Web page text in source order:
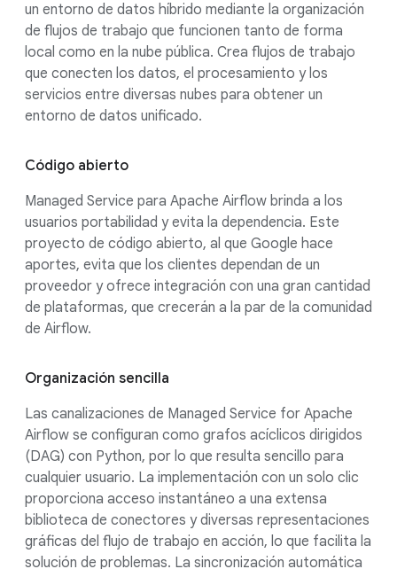
un entorno de datos híbrido mediante la organización
de flujos de trabajo que funcionen tanto de forma
local como en la nube pública. Crea flujos de trabajo
que conecten los datos, el procesamiento y los
servicios entre diversas nubes para obtener un
entorno de datos unificado.
Código abierto
Managed Service para Apache Airflow brinda a los
usuarios portabilidad y evita la dependencia. Este
proyecto de código abierto, al que Google hace
aportes, evita que los clientes dependan de un
proveedor y ofrece integración con una gran cantidad
de plataformas, que crecerán a la par de la comunidad
de Airflow.
Organización sencilla
Las canalizaciones de Managed Service for Apache
Airflow se configuran como grafos acíclicos dirigidos
(DAG) con Python, por lo que resulta sencillo para
cualquier usuario. La implementación con un solo clic
proporciona acceso instantáneo a una extensa
biblioteca de conectores y diversas representaciones
gráficas del flujo de trabajo en acción, lo que facilita la
solución de problemas. La sincronización automática